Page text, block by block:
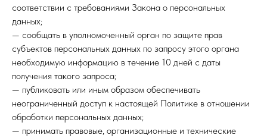
соответствии с требованиями Закона о персональных
данных;
— сообщать в уполномоченный орган по защите прав
субъектов персональных данных по запросу этого органа
необходимую информацию в течение 10 дней с даты
получения такого запроса;
— публиковать или иным образом обеспечивать
неограниченный доступ к настоящей Политике в отношении
обработки персональных данных;
— принимать правовые, организационные и технические